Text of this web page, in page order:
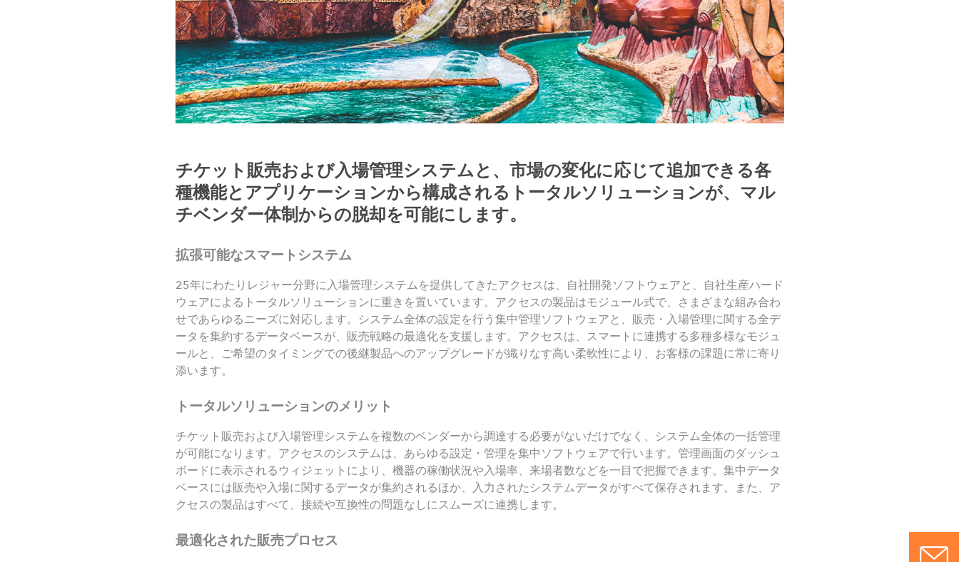
チケット販売および入場管理システムと、市場の変化に応じて追加できる各
種機能とアプリケーションから構成されるトータルソリューションが、マル
チベンダー体制からの脱却を可能にします。
拡張可能なスマートシステム
25年にわたりレジャー分野に入場管理システムを提供してきたアクセスは、自社開発ソフトウェアと、自社生産ハード
ウェアによるトータルソリューションに重きを置いています。アクセスの製品はモジュール式で、さまざまな組み合わ
せであらゆるニーズに対応します。システム全体の設定を行う集中管理ソフトウェアと、販売・入場管理に関する全デ
ータを集約するデータベースが、販売戦略の最適化を支援します。アクセスは、スマートに連携する多種多様なモジュ
ールと、ご希望のタイミングでの後継製品へのアップグレードが織りなす高い柔軟性により、お客様の課題に常に寄り
添います。
トータルソリューションのメリット
チケット販売および入場管理システムを複数のベンダーから調達する必要がないだけでなく、システム全体の一括管理
が可能になります。アクセスのシステムは、あらゆる設定・管理を集中ソフトウェアで行います。管理画面のダッシュ
ボードに表示されるウィジェットにより、機器の稼働状況や入場率、来場者数などを一目で把握できます。集中データ
ベースには販売や入場に関するデータが集約されるほか、入力されたシステムデータがすべて保存されます。また、ア
クセスの製品はすべて、接続や互換性の問題なしにスムーズに連携します。
最適化された販売プロセス